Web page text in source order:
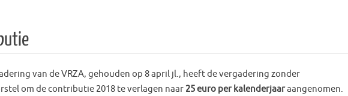
van de VRZA, gehouden op 8 april jl., heeft de vergadering zonder
om de contributie 2018 te verlagen naar 25 euro per kalenderjaaraangenomen.